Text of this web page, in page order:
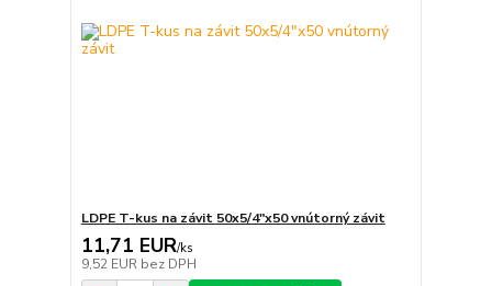
LDPE T-kus na závit 50x5/4"x50 vnútorný závit
11,71 EUR/ks
9,52 EUR bez DPH